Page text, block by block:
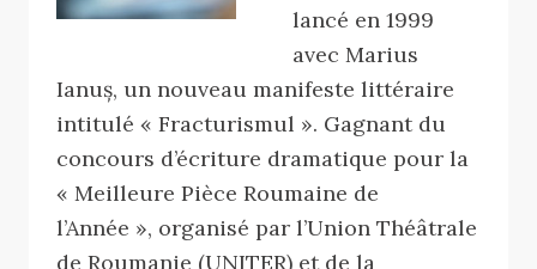
lancé en 1999
avec Marius
Ianuș,un nouveau manifeste littéraire
intitulé «Fracturismul ». Gagnant du
concours d’écriture dramatique pour la
«Meilleure Pièce Roumaine de
l’Année », organisé par l’Union Théâtrale
de Roumanie (UNITER) et de la